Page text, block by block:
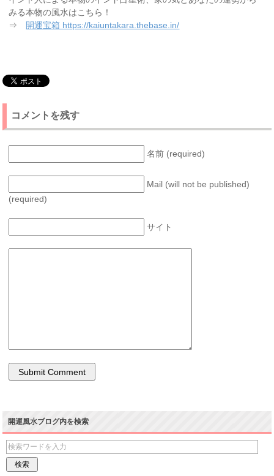
みる本物の風水はこちら！
⇒ 開運宝箱 https://kaiuntakara.thebase.in/
コメントを残す
名前 (required)
Mail (will not be published)
(required)
サイト
開運風水ブログ内を検索